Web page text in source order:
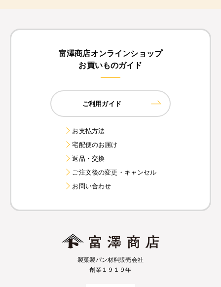
富澤商店オンラインショップ
お買いものガイド
ご利用ガイド
お支払方法
宅配便のお届け
返品・交換
ご注文後の変更・キャンセル
お問い合わせ
製菓製パン材料販売会社
創業１９１９年